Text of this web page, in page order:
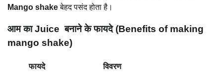
Mango shakeबेहद पसंद होता है।
आम का Juice बनाने के फायदे (Benefits of making
mango shake)
फायदे विवरण